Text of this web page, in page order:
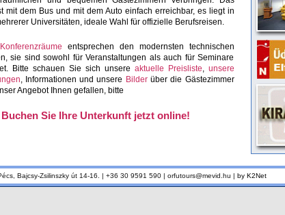
mit dem Bus und mit dem Auto einfach erreichbar, es liegt in
Universitäten, ideale Wahl für offizielle Berufsreisen.
Konferenzräume entsprechen den modernsten technischen
sie sind sowohl für Veranstaltungen als auch für Seminare
Bitte schauen Sie sich unsere aktuelle Preisliste, unsere
, Informationen und unsere Bilderüber die Gästezimmer
Angebot Ihnen gefallen, bitte
Buchen Sie Ihre Unterkunft jetzt online!
Bajcsy-Zsilinszky út 14-16. | +36 30 9591 590 | orfutours@mevid.hu | by K2Net